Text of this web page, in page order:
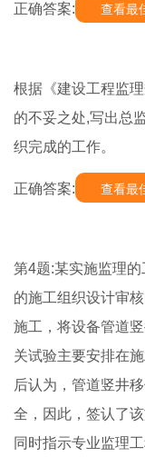
正确答案: 查看最
根据《建设工程监
的不妥之处,写出总
织完成的工作。
正确答案: 查看最
第4题:某实施监理
的施工组织设计审
施工，将设备管道
关试验主要安排在
后认为，管道竖井
全，因此，签认了
同时指示专业监理